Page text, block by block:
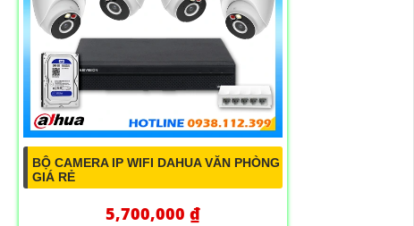
BỘ CAMERA IP WIFI DAHUA VĂN PHÒNG
GIÁ RẺ
5,700,000 ₫